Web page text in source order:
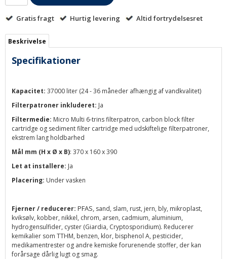
Gratis fragt Hurtig levering Altid fortrydelsesret
Beskrivelse
Specifikationer
Kapacitet: 37000 liter (24 - 36 måneder afhængig af vandkvalitet)
Filterpatroner inkluderet: Ja
Filtermedie: Micro Multi 6-trins filterpatron, carbon block filter
cartridge og sediment filter cartridge med udskiftelige filterpatroner,
ekstrem lang holdbarhed
Mål mm (H x Ø x B): 370 x 160 x 390
Let at installere: Ja
Placering: Under vasken
Fjerner / reducerer: PFAS, sand, slam, rust, jern, bly, mikroplast,
kviksølv, kobber, nikkel, chrom, arsen, cadmium, aluminium,
hydrogensulfider, cyster (Giardia, Cryptosporidium). Reducerer
kemikalier som TTHM, benzen, klor, bisphenol A, pesticider,
medikamentrester og andre kemiske forurenende stoffer, der kan
forårsage dårlig lugt og smag.